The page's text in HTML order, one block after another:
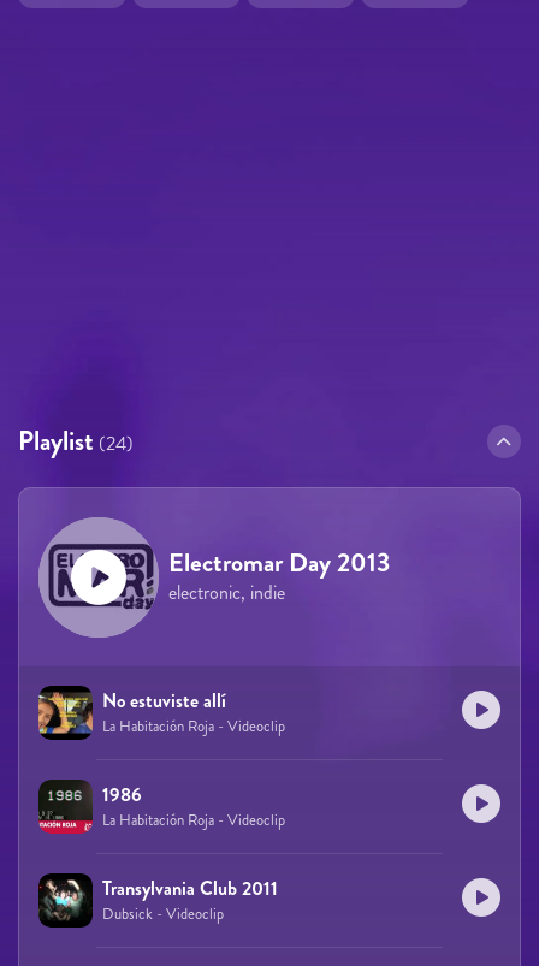
Playlist (24)
Electromar Day 2013
electronic, indie
No estuviste allí
La Habitación Roja - Videoclip
1986
La Habitación Roja - Videoclip
Transylvania Club 2011
Dubsick - Videoclip